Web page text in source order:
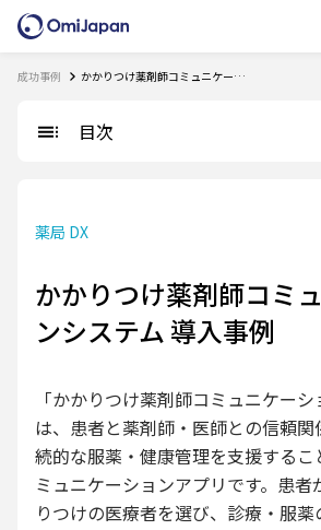
成功事例 かかりつけ薬剤師コミュニケーションシステム 導入事例
目次
薬局 DX
かかりつけ薬剤師コミ
ンシステム 導入事例
「かかりつけ薬剤師コミュニケーシ
は、患者と薬剤師・医師との信頼
続的な服薬・健康管理を支援するこ
ミュニケーションアプリです。患
りつけの医療者を選び、診療・服